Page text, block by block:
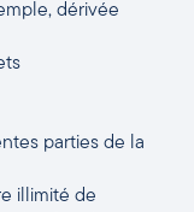
dérivée
parties de la
illimité de